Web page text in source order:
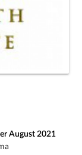
August 2021